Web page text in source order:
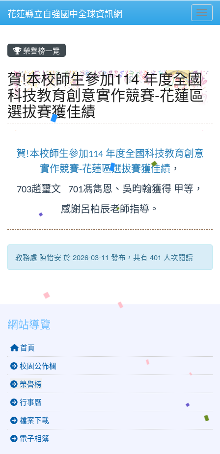
⏸
花蓮縣立自強國中全球資訊網
榮譽榜一覽
賀!本校師生參加114 年度全國
科技教育創意實作競賽-花蓮區
選拔賽獲佳績
賀!本校師生參加 114 年度全國科技教育創意
實作競賽-花蓮區選拔賽獲佳績 ，
703趙璽文 701馮雋恩、吳昀翰獲得 甲等，
感謝呂柏辰老師指導 。
教務處 陳怡安 於 2026-03-11 發布，共有 401 人次閱讀
網站導覽
首頁
校園公佈欄
榮譽榜
行事曆
檔案下載
電子相簿